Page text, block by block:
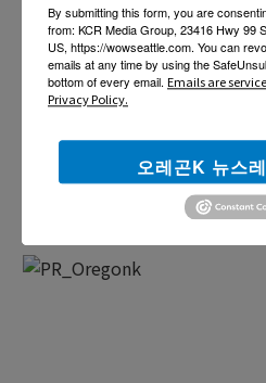
By submitting this form, you are
from: KCR Media Group, 23416 Hwy 99
US, https://wowseattle.com. You can
emails at any time by using the
bottom of every email. Emails are
Privacy Policy.
오레곤K 뉴스